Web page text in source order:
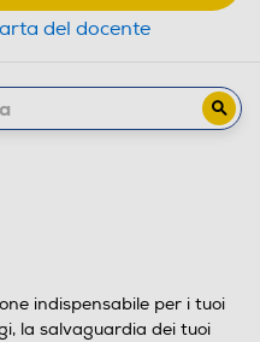
indispensabile per i tuoi
la salvaguardia dei tuoi